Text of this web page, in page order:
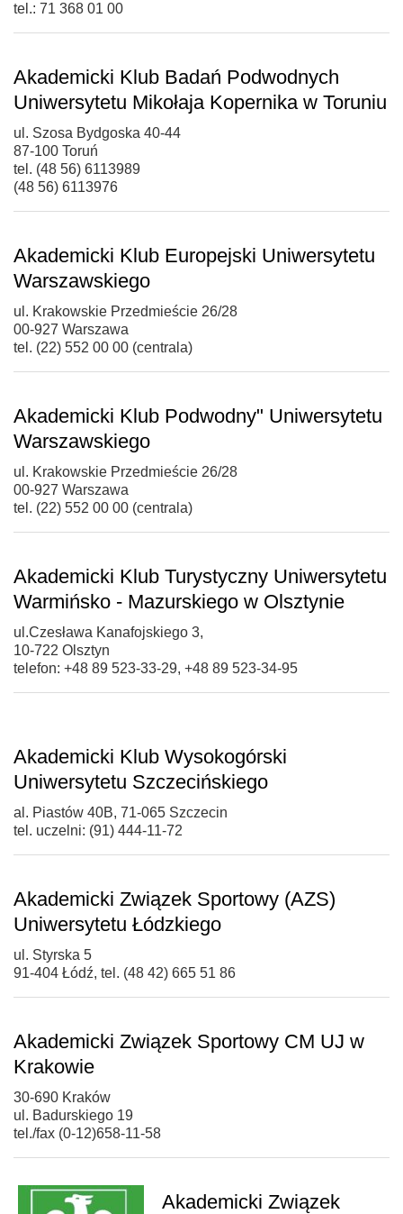
tel.: 71 368 01 00
Akademicki Klub Badań Podwodnych
Uniwersytetu Mikołaja Kopernika w Toruniu
ul. Szosa Bydgoska 40-44
87-100 Toruń
tel. (48 56) 6113989
(48 56) 6113976
Akademicki Klub Europejski Uniwersytetu
Warszawskiego
ul. Krakowskie Przedmieście 26/28
00-927 Warszawa
tel. (22) 552 00 00 (centrala)
Akademicki Klub Podwodny" Uniwersytetu
Warszawskiego
ul. Krakowskie Przedmieście 26/28
00-927 Warszawa
tel. (22) 552 00 00 (centrala)
Akademicki Klub Turystyczny Uniwersytetu
Warmińsko - Mazurskiego w Olsztynie
ul.Czesława Kanafojskiego 3,
10-722 Olsztyn
telefon: +48 89 523-33-29, +48 89 523-34-95
Akademicki Klub Wysokogórski
Uniwersytetu Szczecińskiego
al. Piastów 40B, 71-065 Szczecin
tel. uczelni: (91) 444-11-72
Akademicki Związek Sportowy (AZS)
Uniwersytetu Łódzkiego
ul. Styrska 5
91-404 Łódź, tel. (48 42) 665 51 86
Akademicki Związek Sportowy CM UJ w
Krakowie
30-690 Kraków
ul. Badurskiego 19
tel./fax (0-12)658-11-58
Akademicki Związek